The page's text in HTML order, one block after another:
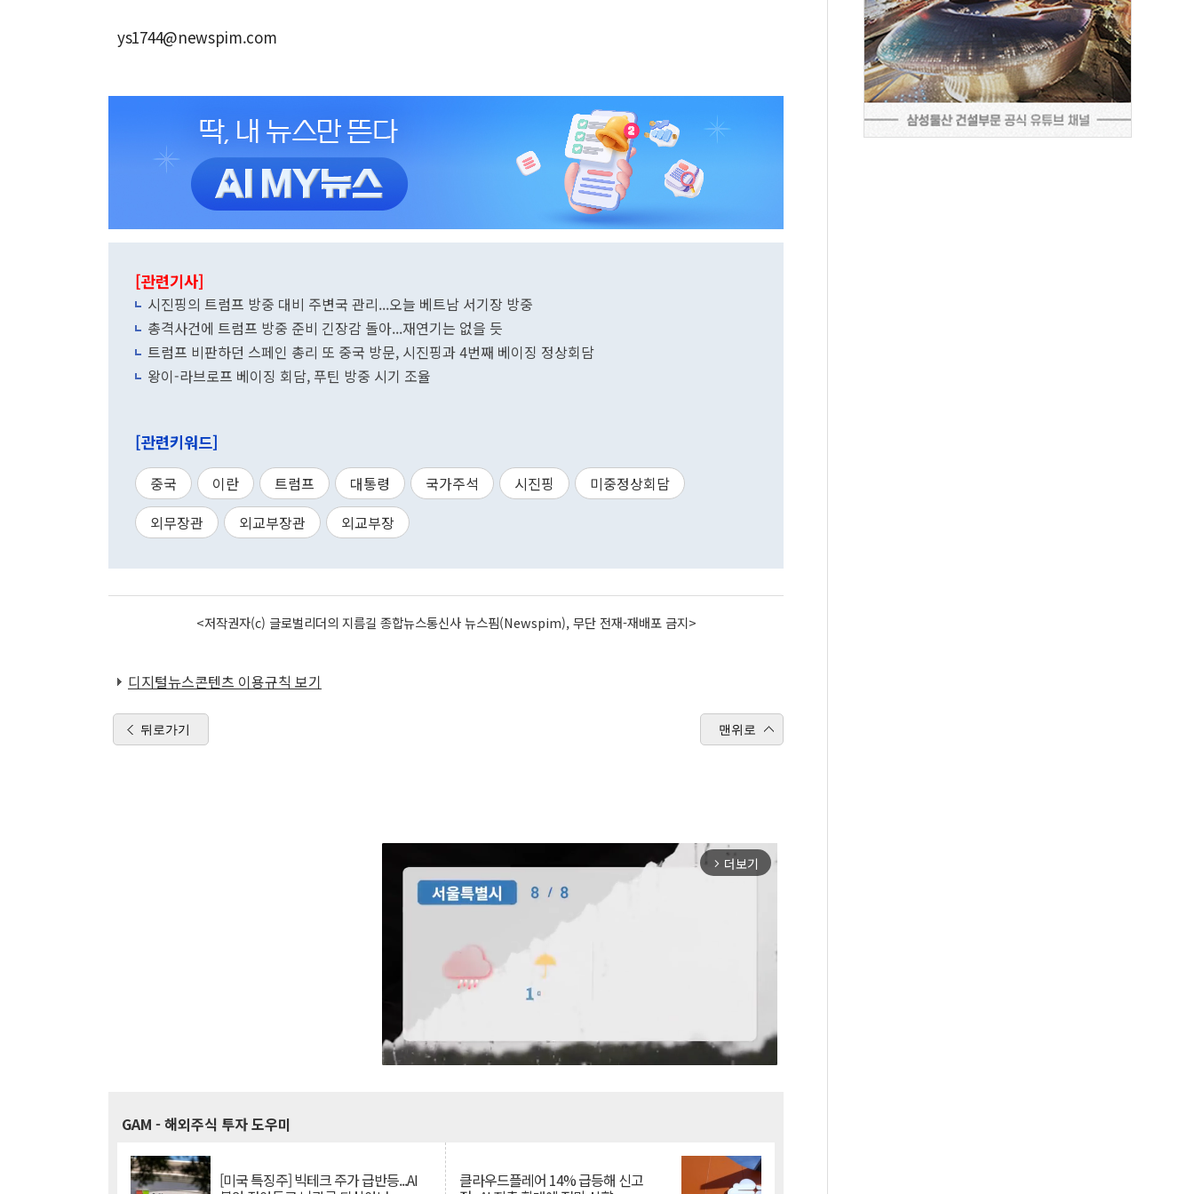
ys1744@newspim.com
[관련기사]
시진핑의 트럼프 방중 대비 주변국 관리...오늘 베트남 서기장 방중
총격사건에 트럼프 방중 준비 긴장감 돌아...재연기는 없을 듯
트럼프 비판하던 스페인 총리 또 중국 방문, 시진핑과 4번째 베이징 정상회담
왕이-라브로프 베이징 회담, 푸틴 방중 시기 조율
[관련키워드]
중국 이란 트럼프 대통령 국가주석 시진핑
미중정상회담
외무장관
외교부장관 외교부장
<저작권자(c) 글로벌리더의 지름길 종합뉴스통신사 뉴스핌(Newspim), 무단 전재-재배포 금지>
디지털뉴스콘텐츠 이용규칙 보기
뒤로가기 맨위로
arrow_forward_ios 더보기
GAM - 해외주식 투자 도우미
[미국 특징주] 빅테크 주가 급반등...AI 클라우드플레어 14% 급등해 신고